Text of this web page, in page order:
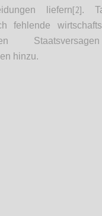
liefern[2].
fehlende
hinzu.